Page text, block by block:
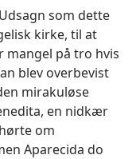
som dette
kirke, til at
på tro hvis
blev overbevist
mirakuløse
en nidkær
om
Aparecida do